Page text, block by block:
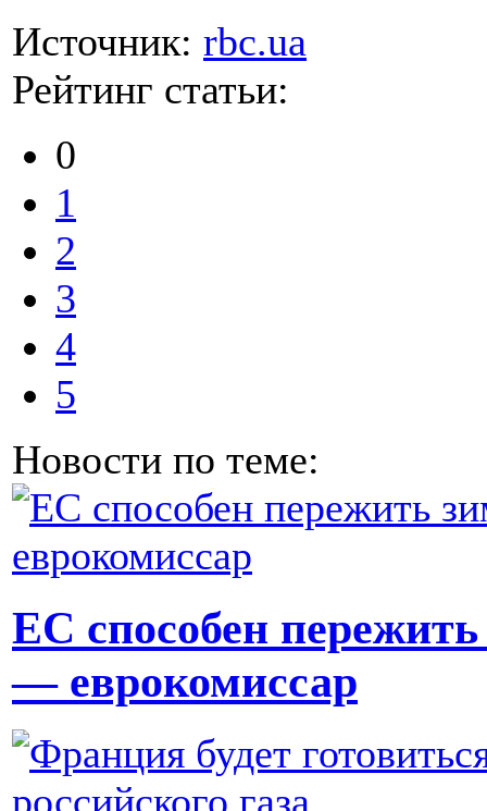
Источник: rbc.ua
Рейтинг статьи:
0
1
2
3
4
5
Новости по теме:
ЕС способен пережить
— еврокомиссар